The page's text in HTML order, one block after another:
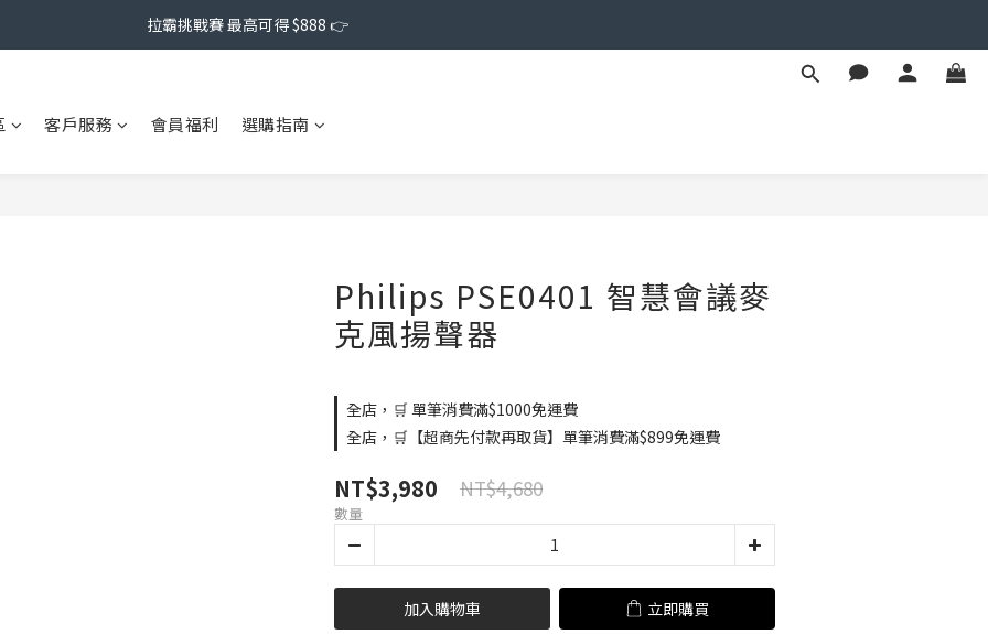
拉霸挑戰賽 最高可得 $888 👉
客戶服務 會員福利 選購指南
Philips PSE0401 智慧會議麥
克風揚聲器
全店，🛒 單筆消費滿$1000免運費
全店，🛒【超商先付款再取貨】單筆消費滿$899免運費
NT$3,980 NT$4,680
數量
加入購物車 立即購買